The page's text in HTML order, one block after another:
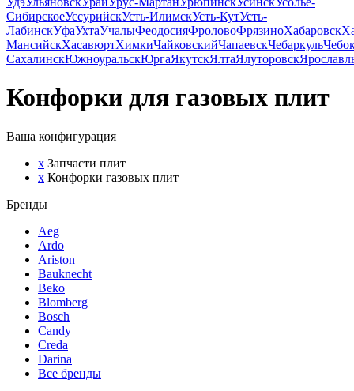
СибирскоеУссурийскУсть-ИлимскУсть-КутУсть-
ЛабинскУфаУхтаУчалыФеодосияФроловоФрязиноХабаровск
МансийскХасавюртХимкиЧайковскийЧапаевскЧебаркуль
СахалинскЮжноуральскЮргаЯкутскЯлтаЯлуторовск
Конфорки для газовых плит
Ваша конфигурация
x Запчасти плит
x Конфорки газовых плит
Бренды
Aeg
Ardo
Ariston
Bauknecht
Beko
Blomberg
Bosch
Candy
Creda
Darina
Все бренды